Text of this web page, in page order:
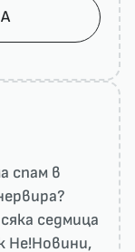
спам в
седмица
He!Новини,